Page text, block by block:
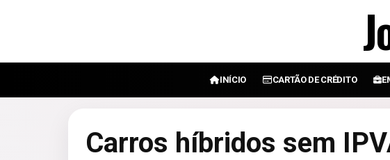
INÍCIO CARTÃO DE CRÉDITO
Carros híbridos sem